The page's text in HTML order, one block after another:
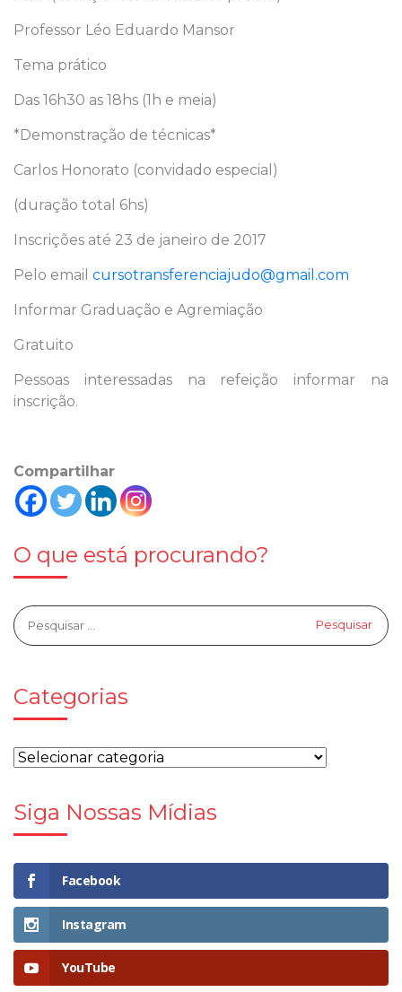
Professor Léo Eduardo Mansor
Tema prático
Das 16h30 as 18hs (1h e meia)
*Demonstração de técnicas*
Carlos Honorato (convidado especial)
(duração total 6hs)
Inscrições até 23 de janeiro de 2017
Pelo email cursotransferenciajudo@gmail.com
Informar Graduação e Agremiação
Gratuito
Pessoas interessadas na refeição informar na
inscrição.
Compartilhar
O que está procurando?
Categorias
Siga Nossas Mídias
Facebook
Instagram
YouTube